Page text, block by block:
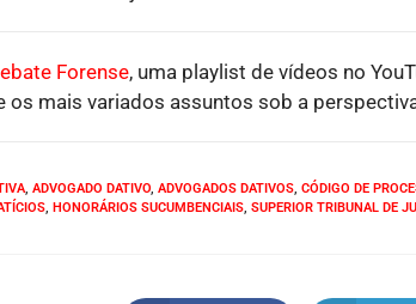
Forense, uma playlist de vídeos no
os mais variados assuntos sob a
, ADVOGADO DATIVO, ADVOGADOS DATIVOS, CÓDIGO DE
, HONORÁRIOS SUCUMBENCIAIS, SUPERIOR TRIBUNAL DE